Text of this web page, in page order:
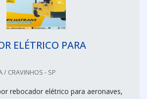
ELÉTRICO PARA
/ CRAVINHOS - SP
rebocador elétrico para aeronaves,